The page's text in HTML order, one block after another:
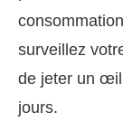
surveillez
de jeter un œil
jours.